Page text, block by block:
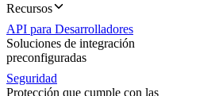
Recursos
API para Desarrolladores
Soluciones de integración
preconfiguradas
Seguridad
Protección que cumple con las